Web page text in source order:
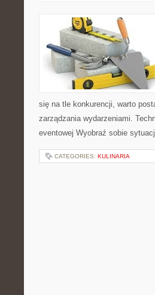
się na tle konkurencji, warto
zarządzania wydarzeniami.
eventowej Wyobraź sobie
CATEGORIES: KULINARIA